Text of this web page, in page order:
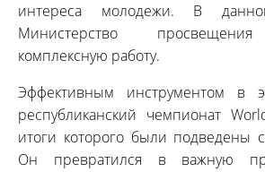
интереса молодежи. В
Министерство просвещения
комплексную работу.
Эффективным инструментом в
республиканский чемпионат
итоги которого были подведены
Он превратился в важную